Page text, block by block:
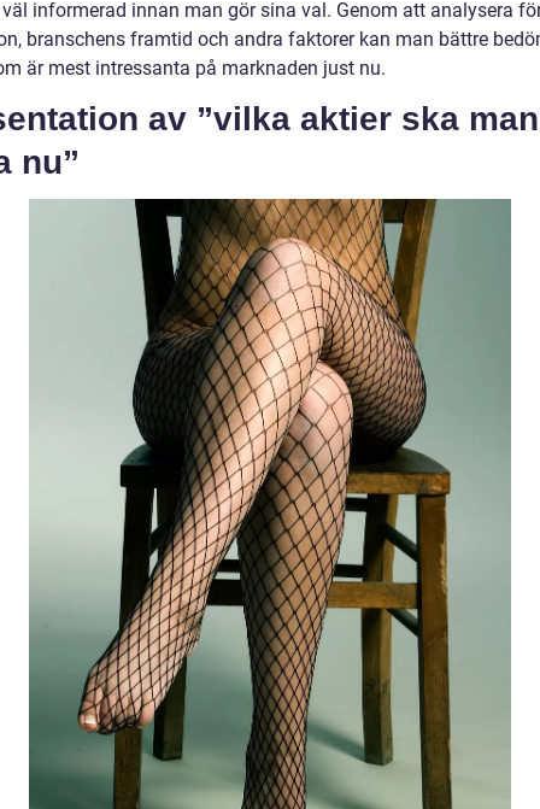
informerad innan man gör sina val. Genom att analysera
branschens framtid och andra faktorer kan man bättre
är mest intressanta på marknaden just nu.
av ”vilka aktier ska man
nu”